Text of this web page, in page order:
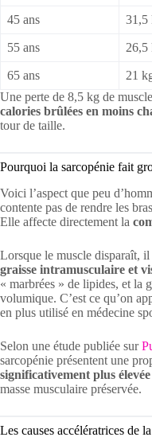
45 ans 31,5
55 ans 26,5
65 ans 21
Une perte de 8,5 kg de
calories brûlées en moins
tour de taille.
Pourquoi la sarcopénie fait
Voici l’aspect que peu
contente pas de rendre les
Elle affecte directement la
Lorsque le muscle disparaît,
graisse intramusculaire et
« marbrées » de lipides, et la
volumique. C’est ce qu’on
en plus utilisé en médecine
Selon une étude publiée sur
sarcopénie présentent une
significativement plus élevée
masse musculaire préservée.
Les causes accélératrices de